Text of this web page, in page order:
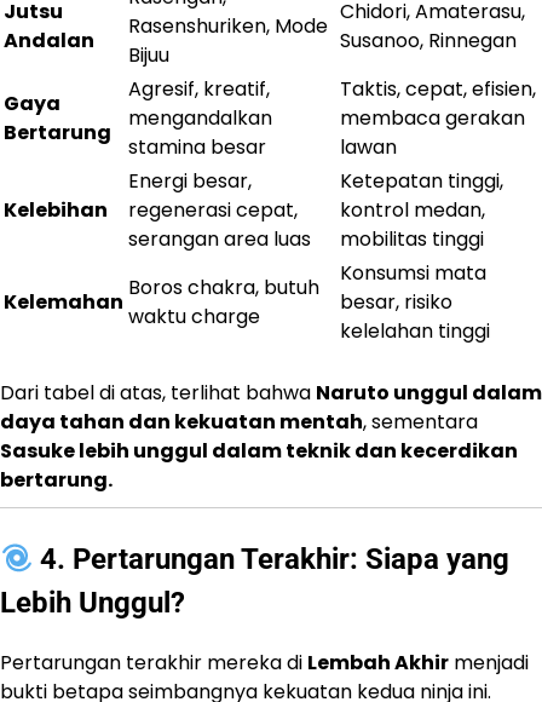
Jutsu
Andalan
Rasenshuriken, Mode
Bijuu
Chidori, Amaterasu,
Susanoo, Rinnegan
Gaya
Bertarung
Agresif, kreatif,
mengandalkan
stamina besar
Taktis, cepat, efisien,
membaca gerakan
lawan
Kelebihan
Energi besar,
regenerasi cepat,
serangan area luas
Ketepatan tinggi,
kontrol medan,
mobilitas tinggi
Kelemahan
Boros chakra, butuh
waktu charge
Konsumsi mata
besar, risiko
kelelahan tinggi
Dari tabel di atas, terlihat bahwa Naruto unggul dalam
daya tahan dan kekuatan mentah, sementara
Sasuke lebih unggul dalam teknik dan kecerdikan
bertarung.
4. Pertarungan Terakhir: Siapa yang
Lebih Unggul?
Pertarungan terakhir mereka di Lembah Akhir menjadi
bukti betapa seimbangnya kekuatan kedua ninja ini.